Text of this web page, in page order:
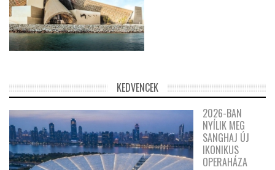
KEDVENCEK
2026-BAN
NYÍLIK MEG
SANGHAJ ÚJ
IKONIKUS
OPERAHÁZA